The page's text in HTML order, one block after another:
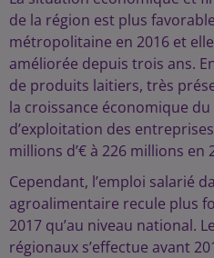
de la région est plus
métropolitaine en 2016 et
améliorée depuis trois ans.
de produits laitiers, très
la croissance économique
d’exploitation des
millions d’€ à 226 millions en
Cependant, l’emploi salarié
agroalimentaire recule plus
2017 qu’au niveau national.
régionaux s’effectue avant